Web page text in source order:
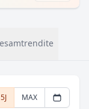
5J MAX